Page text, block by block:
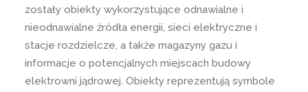
zostały obiekty wykorzystujące odnawialne i
nieodnawialne źródła energii, sieci elektryczne i
stacje rozdzielcze, a także magazyny gazu i
informacje o potencjalnych miejscach budowy
elektrowni jądrowej. Obiekty reprezentują symbole